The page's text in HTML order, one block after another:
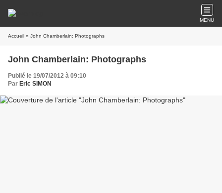
MENU
Accueil » John Chamberlain: Photographs
John Chamberlain: Photographs
Publié le 19/07/2012 à 09:10
Par Eric SIMON